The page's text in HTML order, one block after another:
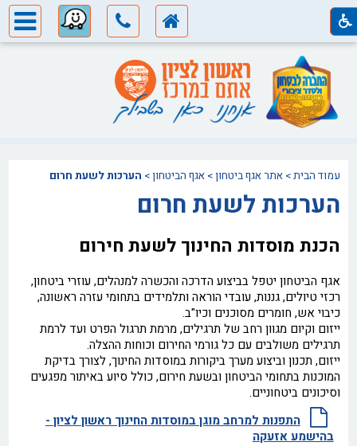
עמוד הבית>אתר אגף ביטחון>אגף הביטחון > הערכות לשעת חרום
הערכות לשעת חרום
הכנת מוסדות החינוך לשעת חירום
אגף הביטחון יטפל בביצוע הדרכה והכשרה למנהלים, עוזרי ביטחון,
רכזי טיולים, גננות, עובדי הוראה ותלמידים בתחומי עזרה ראשונה,
כיבוי אש, חומרים מסוכנים וכיו"ב.
ייזום וקיום מגוון רחב של תרגילים, מרמת תרגול הפרט ועד לרמת
תרגילים משולבים עם כל גורמי החירום וכוחות ההצלה.
ייזום, תכנון וביצוע מערך ביקורות במוסדות החינוך, לצורך בדיקת
המוכנות בתחומי הביטחון ובשעת חירום, כולל סיוע באיתור מפגעים
וסיכונים ביטחוניים.
התפנות למרחב מוגן במוסדות החינוך ראשון לציון -
בהישמע אזעקה